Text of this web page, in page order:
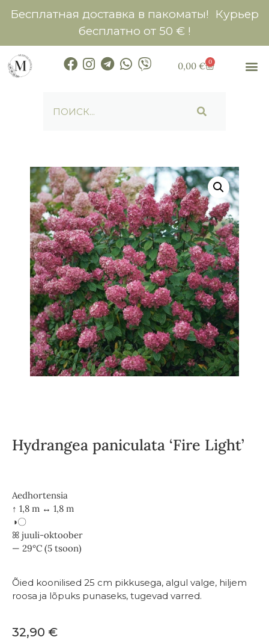
Бесплатная доставка в пакоматы! Курьер
бесплатно от 50 € !
0,00€ 0
Hydrangea paniculata ‘Fire Light’
Aedhortensia
↑ 1,8 m ↔ 1,8 m
◑〇
ꕤ juuli-oktoober
— 29°C (5 tsoon)
Õied koonilised 25 cm pikkusega, algul valge, hiljem
roosa ja lõpuks punaseks, tugevad varred.
32,90 €